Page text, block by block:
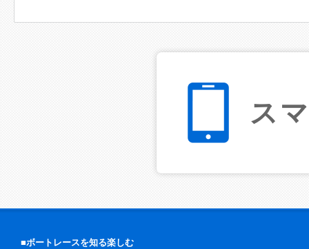
ス
■ボートレースを知る楽しむ